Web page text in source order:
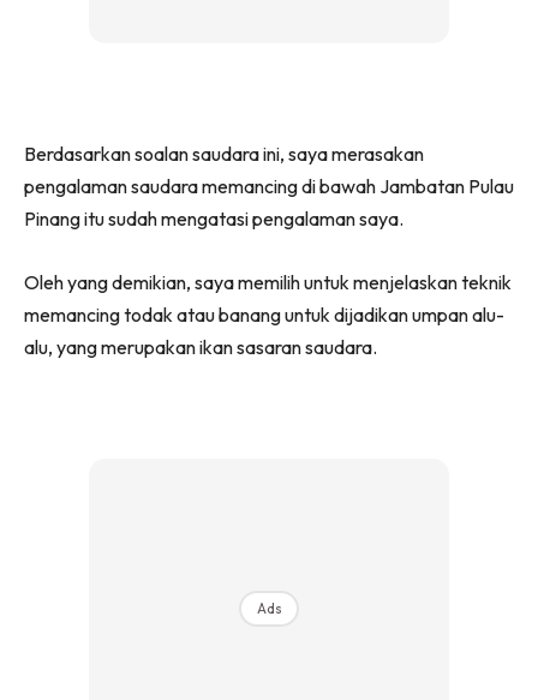
Berdasarkan soalan saudara ini, saya merasakan
pengalaman saudara memancing di bawah Jambatan Pulau
Pinang itu sudah mengatasi pengalaman saya.
Oleh yang demikian, saya memilih untuk menjelaskan teknik
memancing todak atau banang untuk dijadikan umpan alu-
alu, yang merupakan ikan sasaran saudara.
Ads